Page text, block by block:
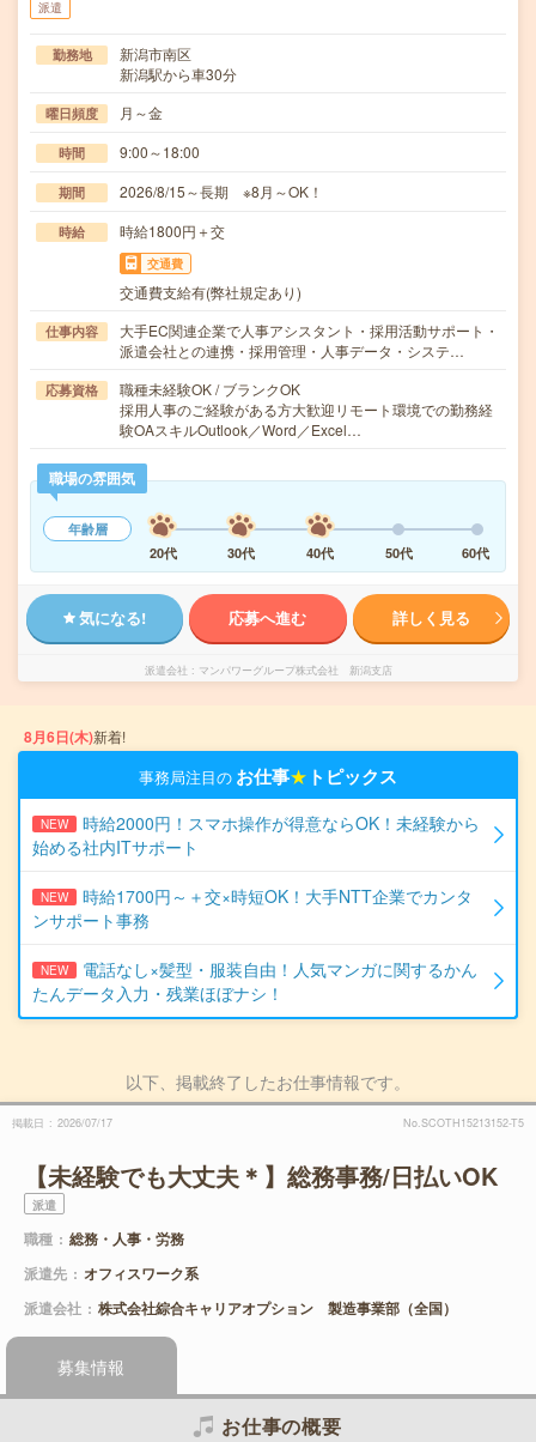
派遣
勤務地
新潟市南区
新潟駅から車30分
曜日頻度 月～金
時間 9:00～18:00
期間 2026/8/15～長期 ※8月～OK！
時給 時給1800円＋交
交通費
交通費支給有(弊社規定あり)
仕事内容
大手EC関連企業で人事アシスタント・採用活動サポート・
派遣会社との連携・採用管理・人事データ・システ…
応募資格
職種未経験OK / ブランクOK
採用人事のご経験がある方大歓迎リモート環境での勤務経
験OAスキルOutlook／Word／Excel…
職場の雰囲気
年齢層
20代
30代 40代 50代 60代
気になる! 応募へ進む 詳しく見る
派遣会社 マンパワーグループ株式会社 新潟支店
8月6日(木)新着!
事務局注目の お仕事★ トピックス
NEW
時給2000円！スマホ操作が得意ならOK！未経験から
始める社内ITサポート
NEW
時給1700円～＋交×時短OK！大手NTT企業でカンタ
ンサポート事務
NEW
電話なし×髪型・服装自由！人気マンガに関するかん
たんデータ入力・残業ほぼナシ！
以下、掲載終了したお仕事情報です。
掲載日 2026/07/17 No.SCOTH15213152-T5
【未経験でも大丈夫＊】総務事務/日払いOK
派遣
職種
総務・人事・労務
派遣先
オフィスワーク系
派遣会社
株式会社綜合キャリアオプション 製造事業部（全国）
募集情報
お仕事の概要